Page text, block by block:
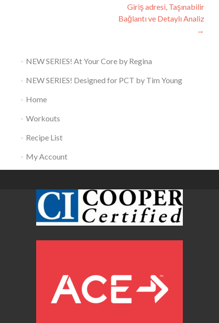
Giriş adresi, Taşınabilir
Bağlantı ve Detaylı Analiz
→
NEW SERIES! At Your Core by Regina
NEW SERIES! Designed for PCT by Tim Young
Home
Workouts
Recipe List
My Account